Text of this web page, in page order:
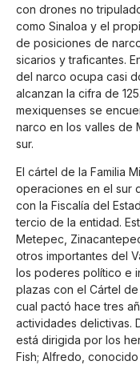
con drones no
como Sinaloa y el
de posiciones de
sicarios y traficantes.
del narco ocupa casi
alcanzan la cifra de
mexiquenses se
narco en los valles de
sur.
El cártel de la Familia
operaciones en el sur
con la Fiscalía del
tercio de la entidad.
Metepec,
otros importantes del
los poderes político e
plazas con el Cártel
cual pactó hace tres
actividades delictivas.
está dirigida por los
Fish; Alfredo,